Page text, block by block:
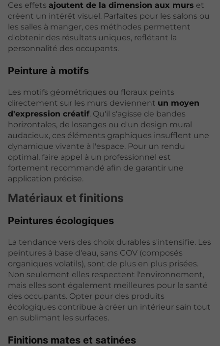
Ces effets ajoutent de la dimension aux murs et
créent un intérêt visuel. Parfaites pour les salons ou
les salles à manger, ces méthodes permettent
d'obtenir des résultats uniques, reflétant la
personnalité des occupants.
Peinture à motifs
Les motifs géométriques ou floraux peints
directement sur les murs deviennent un moyen
d'expression créatif. Qu'il s'agisse de bandes
horizontales, de losanges ou d'un design mural
audacieux, ces éléments graphiques insufflent une
dynamique vivante à l'espace. Pour un rendu
optimal, faire appel à un professionnel est
fortement recommandé afin de garantir une
application précise.
Matériaux et finitions
Peintures écologiques
La tendance vers des choix durables s'intensifie. Les
peintures à base d'eau, sans COV (composés
organiques volatils), sont de plus en plus prisées.
Non seulement elles respectent l'environnement,
mais elles sont également meilleures pour la santé
des occupants. Opter pour des produits
écologiques contribue à créer un intérieur sain tout
en sublimant les surfaces.
Finitions mates et satinées